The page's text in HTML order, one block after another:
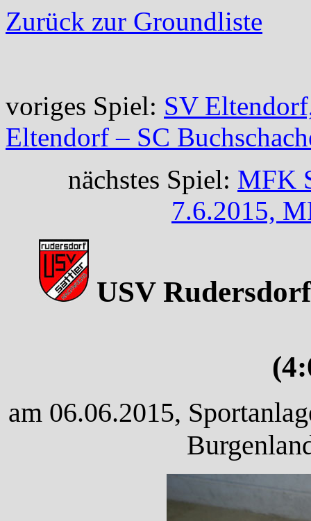
Zurück zur Groundliste
voriges Spiel: SV
Eltendorf – SC
nächstes Spiel: MFK
7.6.2015,
USV
am 06.06.2015,